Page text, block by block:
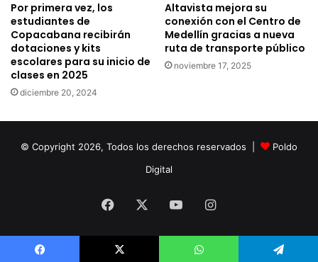
Por primera vez, los
estudiantes de
Copacabana recibirán
dotaciones y kits
escolares para su inicio de
clases en 2025
diciembre 20, 2024
Altavista mejora su
conexión con el Centro de
Medellín gracias a nueva
ruta de transporte público
noviembre 17, 2025
© Copyright 2026, Todos los derechos reservados |
Poldo
Digital
Facebook YouTubeInstagram